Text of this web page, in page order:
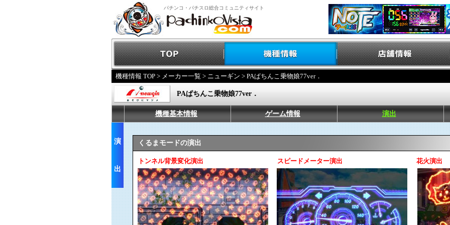
パチンコ・パチスロ総合コミュニティサイト
機種情報 TOP > メーカー一覧 > ニューギン > PAぱちんこ乗物娘77ver．
PAぱちんこ乗物娘77ver．
機種基本情報 ゲーム情報 演出
演
出
くるまモードの演出
トンネル背景変化演出 スピードメーター演出 花火演出